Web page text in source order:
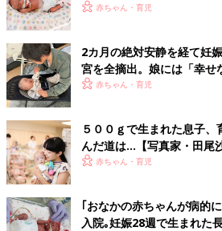
赤ちゃん・育児
2カ月の絶対安静を経て妊
宮を全摘出。娘には「幸せ
【極低出生体重児】
赤ちゃん・育児
５００ｇで生まれた息子
んだ道は…【写真家・田尾
赤ちゃん・育児
｢おなかの赤ちゃんが病的
入院｡妊娠28週で生まれた